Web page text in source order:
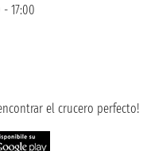
17:00
el crucero perfecto!